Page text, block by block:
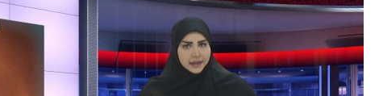
واس: ولي العهد و ماكرون بحثا خلال الاتصال الهاتفي جهود تعزيز
السيناتور الأمريكي بيرني ساندرز: علينا وقف دعم حكومة "إسرائيل"
محافظة القدس: قوات الاحتلال اعتقلت واحتجزت أكثر من 70 فلسطينيًا في مخيم قلنديا شمالي القدس